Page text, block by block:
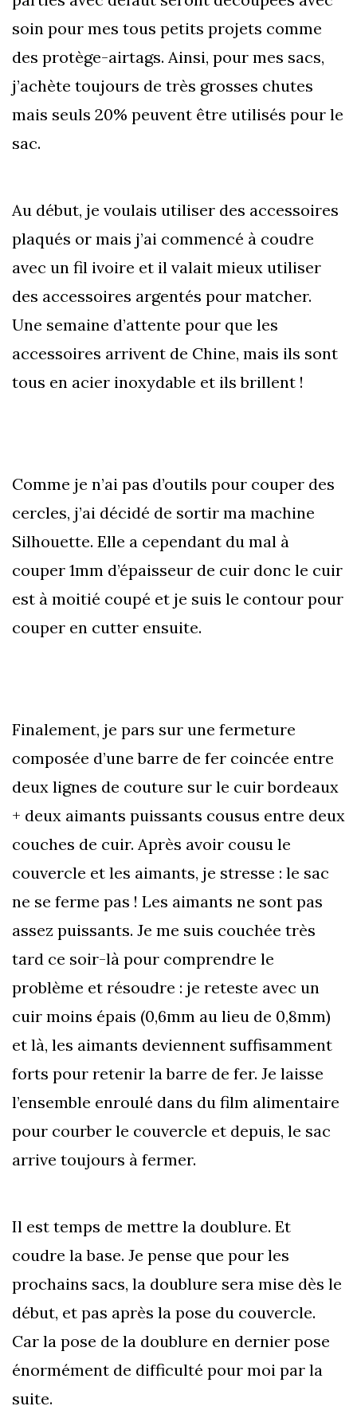
soin pour mes tous petits projets comme
des protège-airtags. Ainsi, pour mes sacs,
j’achète toujours de très grosses chutes
mais seuls 20% peuvent être utilisés pour le
sac.
Au début, je voulais utiliser des accessoires
plaqués or mais j’ai commencé à coudre
avec un fil ivoire et il valait mieux utiliser
des accessoires argentés pour matcher.
Une semaine d’attente pour que les
accessoires arrivent de Chine, mais ils sont
tous en acier inoxydable et ils brillent !
Comme je n’ai pas d’outils pour couper des
cercles, j’ai décidé de sortir ma machine
Silhouette. Elle a cependant du mal à
couper 1mm d’épaisseur de cuir donc le cuir
est à moitié coupé et je suis le contour pour
couper en cutter ensuite.
Finalement, je pars sur une fermeture
composée d’une barre de fer coincée entre
deux lignes de couture sur le cuir bordeaux
+ deux aimants puissants cousus entre deux
couches de cuir. Après avoir cousu le
couvercle et les aimants, je stresse : le sac
ne se ferme pas ! Les aimants ne sont pas
assez puissants. Je me suis couchée très
tard ce soir-là pour comprendre le
problème et résoudre : je reteste avec un
cuir moins épais (0,6mm au lieu de 0,8mm)
et là, les aimants deviennent suffisamment
forts pour retenir la barre de fer. Je laisse
l’ensemble enroulé dans du film alimentaire
pour courber le couvercle et depuis, le sac
arrive toujours à fermer.
Il est temps de mettre la doublure. Et
coudre la base. Je pense que pour les
prochains sacs, la doublure sera mise dès le
début, et pas après la pose du couvercle.
Car la pose de la doublure en dernier pose
énormément de difficulté pour moi par la
suite.